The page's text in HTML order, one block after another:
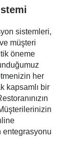
sistemleri,
müşteri
öneme
her
kapsamlı bir
entegrasyonu